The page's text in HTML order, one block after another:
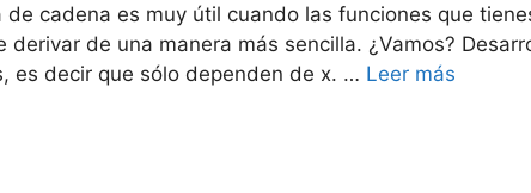
de cadena es muy útil cuando las funciones que
derivar de una manera más sencilla. ¿Vamos?
es decir que sólo dependen de x. … Leer más